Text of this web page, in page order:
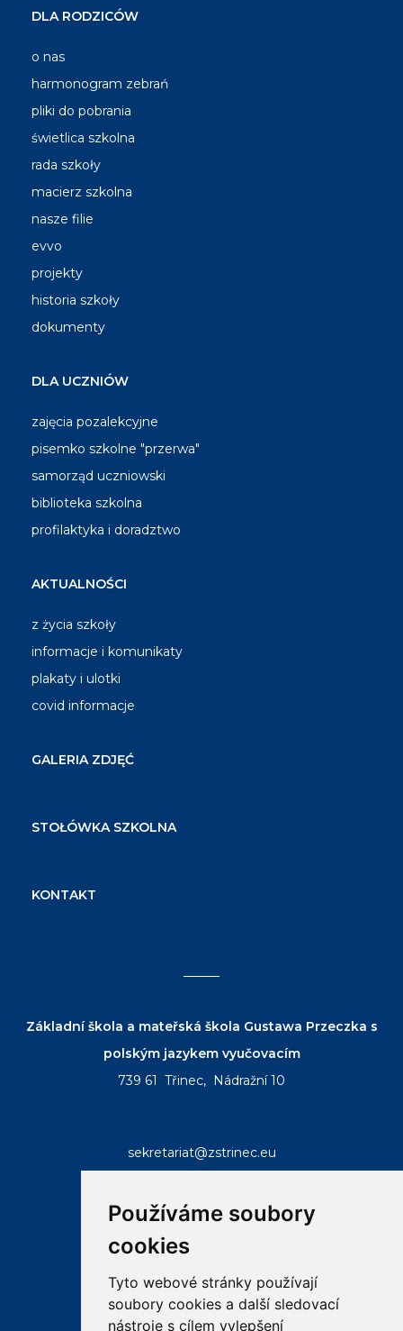
Používáme soubory
cookies
Tyto webové stránky používají
soubory cookies a další sledovací
nástroje s cílem vylepšení
DLA RODZICÓW
o nas
harmonogram zebrań
pliki do pobrania
świetlica szkolna
rada szkoły
macierz szkolna
nasze filie
evvo
projekty
historia szkoły
dokumenty
DLA UCZNIÓW
zajęcia pozalekcyjne
pisemko szkolne "przerwa"
samorząd uczniowski
biblioteka szkolna
profilaktyka i doradztwo
AKTUALNOŚCI
z życia szkoły
informacje i komunikaty
plakaty i ulotki
covid informacje
GALERIA ZDJĘĆ
STOŁÓWKA SZKOLNA
KONTAKT
Základní škola a mateřská škola Gustawa Przeczka s
polským jazykem vyučovacím
739 61 Třinec, Nádražní 10
sekretariat@zstrinec.eu
tel.:+420 773 746 958
RYCHLÉ ODKAZY